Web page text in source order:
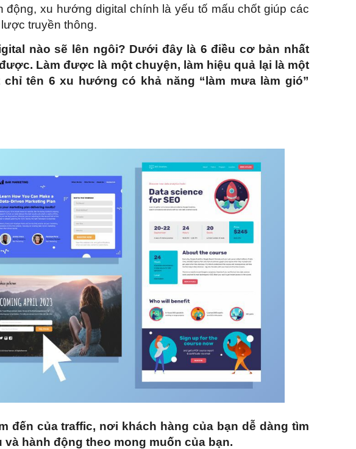
động, xu hướng digital chính là yếu tố mấu chốt giúp các
truyền thông.
nào sẽ lên ngôi? Dưới đây là 6 điều cơ bản nhất
Làm được là một chuyện, làm hiệu quả lại là một
chỉ tên 6 xu hướng có khả năng “làm mưa làm gió”
đến của traffic, nơi khách hàng của bạn dễ dàng tìm
hành động theo mong muốn của bạn.